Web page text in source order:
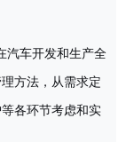
汽车开发和生产全
方法，从需求定
各环节考虑和实